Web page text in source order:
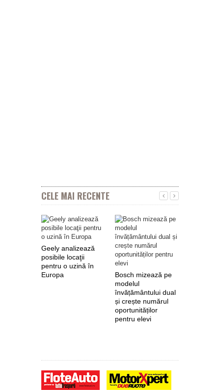
CELE MAI RECENTE
Geely analizează
posibile locaţii
pentru o uzină în
Europa
Bosch mizează pe
modelul
învățământului dual
și crește numărul
oportunităților
pentru elevi